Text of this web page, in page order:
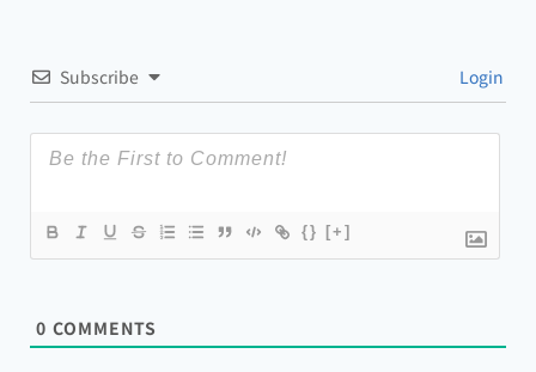
Subscribe Login
{} [+]
0 COMMENTS